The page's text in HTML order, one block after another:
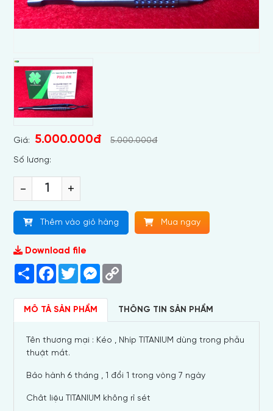
Giá: 5.000.000đ 5.000.000đ
Số lương:
- +
Thêm vào giỏ hàng Mua ngay
Download file
Share Facebook
TwitterMessenger
MÔ TẢ SẢN PHẨM THÔNG TIN SẢN PHẨM
Tên thương mại : Kéo , Nhíp TITANIUM dùng trong phẫu
thuật mắt.
Bảo hành 6 tháng , 1 đổi 1 trong vòng 7 ngày
Chât liệu TITANIUM không rỉ sét